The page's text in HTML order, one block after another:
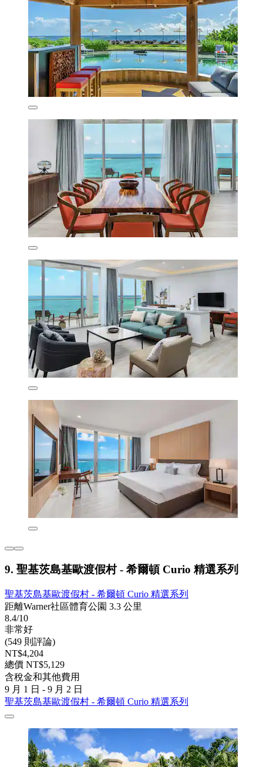
9. 聖基茨島基歐渡假村 - 希爾頓 Curio 精選系列
聖基茨島基歐渡假村 - 希爾頓 Curio 精選系列
距離Warner社區體育公園 3.3 公里
8.4/10
非常好
(549 則評論)
NT$4,204
總價 NT$5,129
含稅金和其他費用
9 月 1 日 - 9 月 2 日
聖基茨島基歐渡假村 - 希爾頓 Curio 精選系列